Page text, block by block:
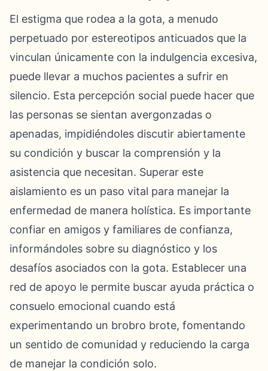
El estigma que rodea a la gota, a menudo
perpetuado por estereotipos anticuados que la
vinculan únicamente con la indulgencia excesiva,
puede llevar a muchos pacientes a sufrir en
silencio. Esta percepción social puede hacer que
las personas se sientan avergonzadas o
apenadas, impidiéndoles discutir abiertamente
su condición y buscar la comprensión y la
asistencia que necesitan. Superar este
aislamiento es un paso vital para manejar la
enfermedad de manera holística. Es importante
confiar en amigos y familiares de confianza,
informándoles sobre su diagnóstico y los
desafíos asociados con la gota. Establecer una
red de apoyo le permite buscar ayuda práctica o
consuelo emocional cuando está
experimentando un brobro brote, fomentando
un sentido de comunidad y reduciendo la carga
de manejar la condición solo.